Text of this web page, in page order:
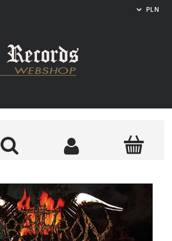
PLN